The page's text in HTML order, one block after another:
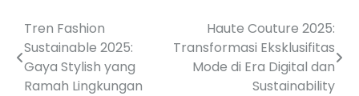
Post
navigation
Tren Fashion
Sustainable 2025:
Gaya Stylish yang
Ramah Lingkungan
Haute Couture 2025:
Transformasi Eksklusifitas
Mode di Era Digital dan
Sustainability